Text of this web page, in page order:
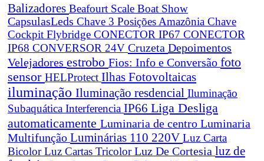
Balizadores Beafourt Scale Boat Show
CapsulasLeds Chave 3 Posições Amazônia Chave
Cockpit Flybridge CONECTOR IP67 CONECTOR
IP68 CONVERSOR 24V Cruzeta Depoimentos
Velejadores estrobo Fios: Info e Conversão foto
sensor HELProtect Ilhas Fotovoltaicas
iluminação Iluminação resdencial Iluminação
Subaquática Interferencia IP66 Liga Desliga
automaticamente Luminaria de centro Luminaria
Multifunção Luminárias 110 220V Luz Carta
BicolorLuz Cartas TricolorLuz De Cortesia luz de